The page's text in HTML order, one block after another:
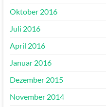
Oktober 2016
Juli 2016
April 2016
Januar 2016
Dezember 2015
November 2014